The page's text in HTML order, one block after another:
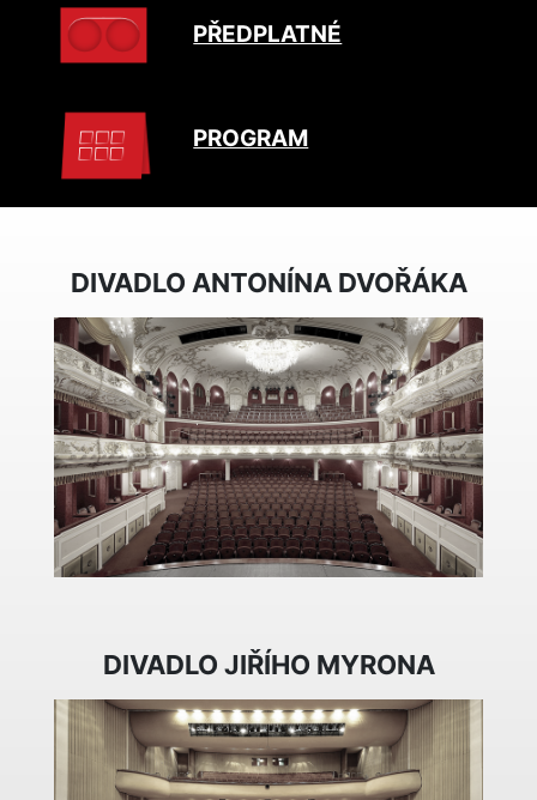
PŘEDPLATNÉ
PROGRAM
DIVADLO ANTONÍNA DVOŘÁKA
DIVADLO JIŘÍHO MYRONA